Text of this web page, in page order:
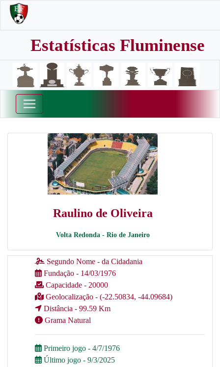
Estatísticas Fluminense
Raulino de Oliveira
Volta Redonda - Rio de Janeiro
Segundo Nome - da Cidadania
Fundação - 14/03/1976
Capacidade - 20000
Geolocalização - (-22.50834, -44.09684)
Distância - 99.59 Km
Grama Natural
Primeiro jogo - 4/7/1976
Último jogo - 9/3/2025